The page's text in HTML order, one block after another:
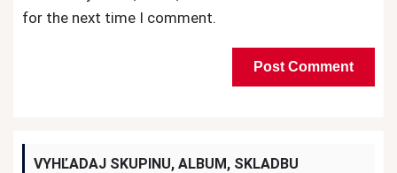
for the next time I comment.
VYHĽADAJ SKUPINU, ALBUM, SKLADBU